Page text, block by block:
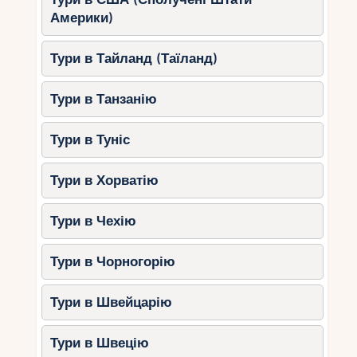
Просторі вілли із приватними
басейнами;
персоналізованим меню;
оліями та екстрактами;
Йога та оздоровчі програми.
Це місце ідеальне для тих, хто цінує комфорт та
персоналізований сервіс.
Чим зайнятися на пляжних
курортах Сейшел у
оксамитовий сезон?
Оксамитовий сезон – найкращий час для
насолоди всіма видами пляжного відпочинку:
Купання та сноркелінг
Америки)
Тури в Тайланд (Таїланд)
Тури в Танзанію
Тури в Туніс
Тури в Хорватію
Тури в Чехію
Тури в Чорногорію
Тури в Швейцарію
Тури в Швецію